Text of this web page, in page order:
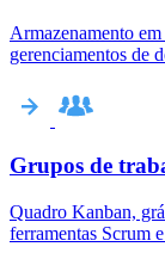
Armazenamento
gerenciamentos de
Grupos de
Quadro Kanban,
ferramentas Scrum